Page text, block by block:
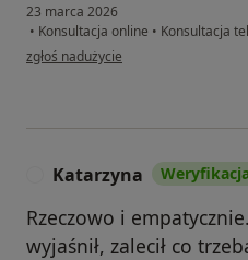
23 marca 2026
• Konsultacja online • Konsultacja
w opinii użytkownika EDYTA
zgłoś nadużycie
Katarzyna
Rzeczowo i
wyjaśnił, zalecił co